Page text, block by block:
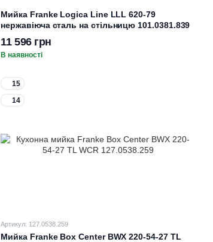
Мийка Franke Logica Line LLL 620-79
нержавіюча сталь на стільницю 101.0381.839
11 596 грн
В наявності
15
14
Артикул: 127.0538.259
Мийка Franke Box Center BWX 220-54-27 TL